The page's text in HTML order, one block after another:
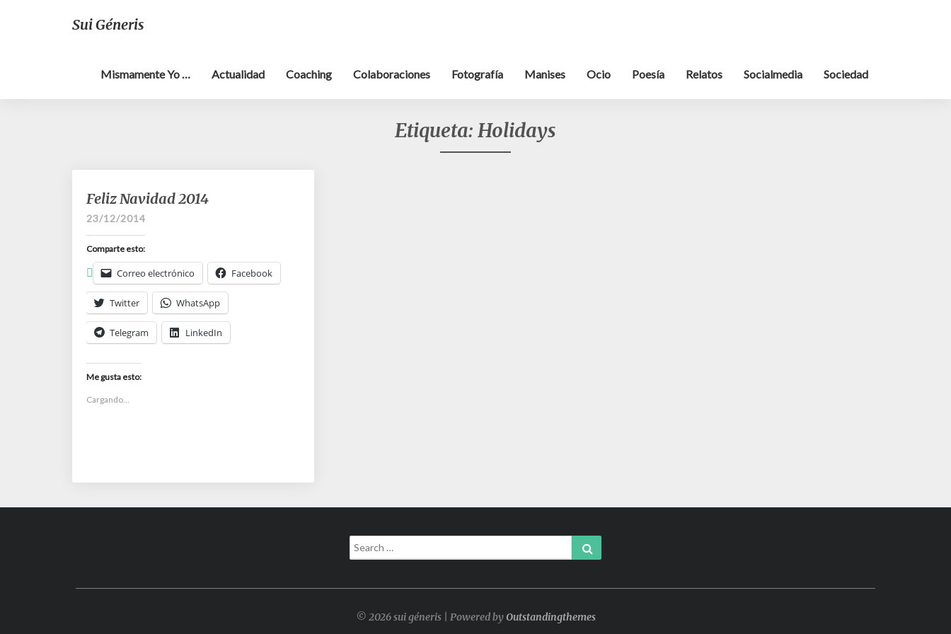
Sui Géneris
Mismamente Yo … Actualidad Coaching Colaboraciones Fotografía Manises Ocio Poesía Relatos Socialmedia Sociedad
Etiqueta: Holidays
Feliz
Navidad
2014
Feliz Navidad 2014
23/12/2014
Comparte esto:
Correo electrónico Facebook
Twitter WhatsApp
Telegram LinkedIn
Me gusta esto:
Cargando...
Search
for:
© 2026 sui géneris | Powered byOutstandingthemes